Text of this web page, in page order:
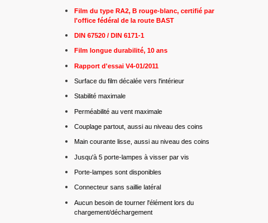
Film du type RA2, B rouge-blanc, certifié par
l'office fédéral de la route BAST
DIN 67520 / DIN 6171-1
Film longue durabilité, 10 ans
Rapport d'essai V4-01/2011
Surface du film décalée vers l'intérieur
Stabilité maximale
Perméabilité au vent maximale
Couplage partout, aussi au niveau des coins
Main courante lisse, aussi au niveau des coins
Jusqu'à 5 porte-lampes à visser par vis
Porte-lampes sont disponibles
Connecteur sans saillie latéral
Aucun besoin de tourner l'élément lors du
chargement/déchargement